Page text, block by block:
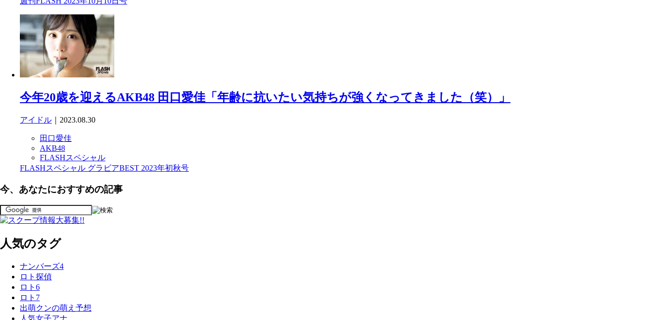
今年20歳を迎えるAKB48 田口愛佳「年齢に抗いたい気持ちが強くなってきました（笑）」
アイドル ｜2023.08.30
田口愛佳
AKB48
FLASHスペシャル
FLASHスペシャル グラビアBEST 2023年初秋号
今、あなたにおすすめの記事
人気のタグ
ナンバーズ4
ロト探偵
ロト6
ロト7
出萌クンの萌え予想